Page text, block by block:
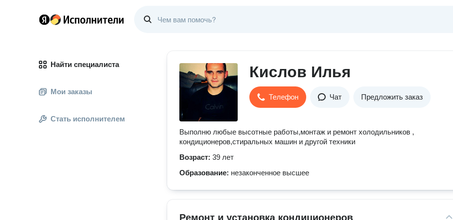
Найти специалиста
Мои заказы
Стать исполнителем
Кислов Илья
Телефон Чат Предложить заказ
Выполню любые высотные работы,монтаж и ремонт холодильников ,
кондиционеров,стиральных машин и другой техники
Возраст: 39 лет
Образование: незаконченное высшее
Ремонт и установка кондиционеров